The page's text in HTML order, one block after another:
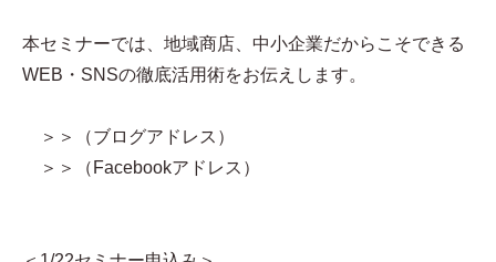
本セミナーでは、地域商店、中小企業だからこそできる
WEB・SNSの徹底活用術をお伝えします。
＞＞（ブログアドレス）
＞＞（Facebookアドレス）